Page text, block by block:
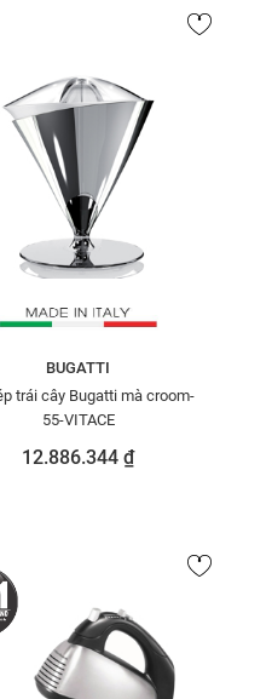
BUGATTI
trái cây Bugatti mà croom-
55-VITACE
12.886.344 ₫